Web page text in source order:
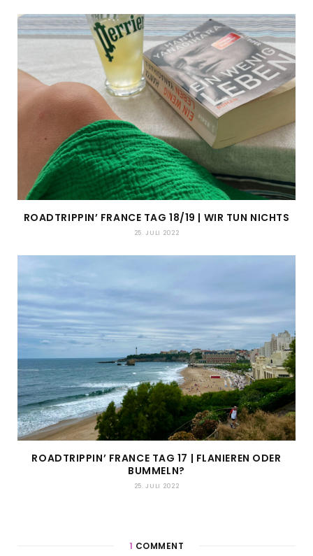
ROADTRIPPIN’ FRANCE TAG 18/19 | WIR TUN NICHTS
25. JULI 2022
ROADTRIPPIN’ FRANCE TAG 17 | FLANIEREN ODER
BUMMELN?
25. JULI 2022
1 COMMENT